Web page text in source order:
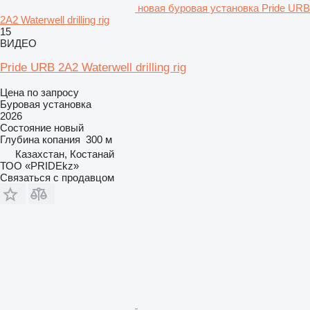
новая буровая установка Pride URB
2A2 Waterwell drilling rig
15
ВИДЕО
Pride URB 2A2 Waterwell drilling rig
Цена по запросу
Буровая установка
2026
Состояние новый
Глубина копания 300 м
Казахстан, Костанай
ТОО «PRIDEkz»
Связаться с продавцом